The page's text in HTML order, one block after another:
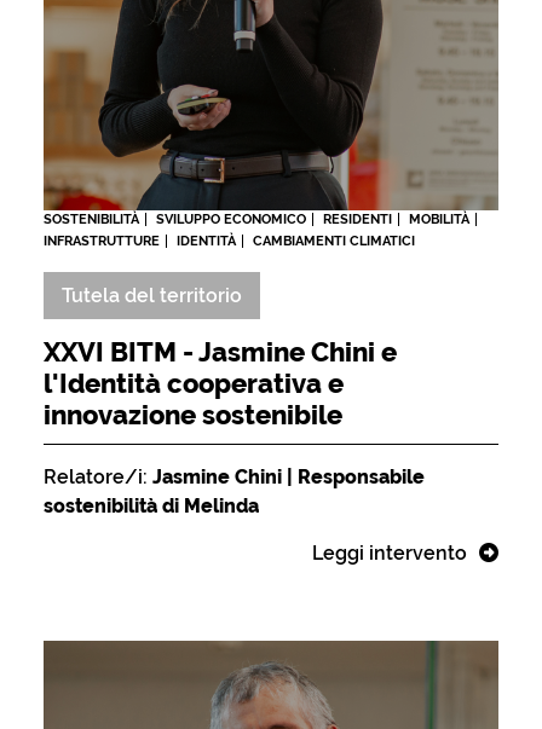
SOSTENIBILITÀ SVILUPPO ECONOMICO RESIDENTI
MOBILITÀ
INFRASTRUTTURE
IDENTITÀ CAMBIAMENTI CLIMATICI
Tutela del territorio
XXVI BITM - Jasmine Chini e
l'Identità cooperativa e
innovazione sostenibile
Relatore/i: Jasmine Chini | Responsabile
sostenibilità di Melinda
Leggi intervento